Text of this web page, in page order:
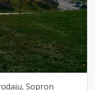
Sopron